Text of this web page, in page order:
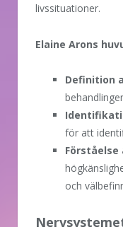
livssituationer.
Elaine Arons
Definition
för att
Förståelse
och